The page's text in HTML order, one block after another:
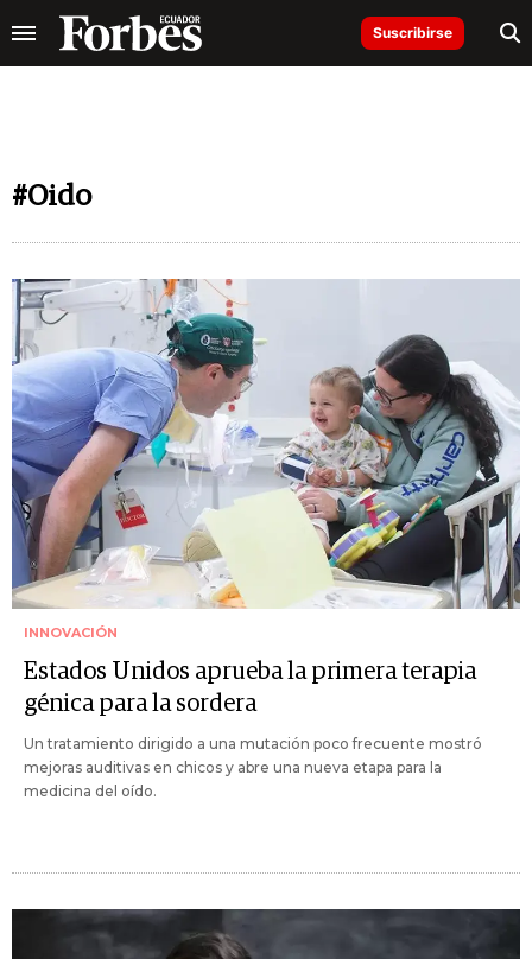
Suscribirse
#Oido
INNOVACIÓN
Estados Unidos aprueba la primera terapia
génica para la sordera
Un tratamiento dirigido a una mutación poco frecuente mostró
mejoras auditivas en chicos y abre una nueva etapa para la
medicina del oído.